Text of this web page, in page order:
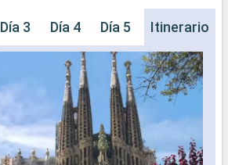
Día 3 Día 4 Día 5 Día 6 Día
Itinerario